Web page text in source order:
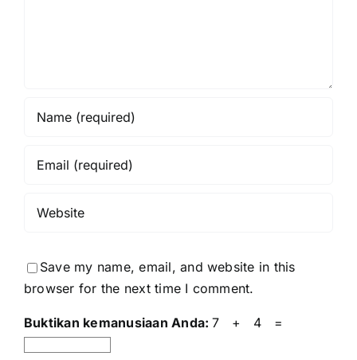
Save my name, email, and website in this
browser for the next time I comment.
Buktikan kemanusiaan Anda:7 + 4 =